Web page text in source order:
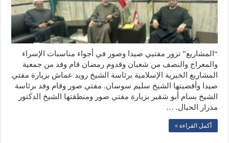
“المشاريع” تزور مفتيي صيدا وصور في أجواء مناسبات الإسراء
والمعراج والنصف من شعبان وقدوم رمضان قام وفد من جمعية
المشاريع الخيرية الإسلامية برئاسة الشيخ رويد عماش بزيارة مفتي
صيدا وأقضيتها الشيخ سليم سوسان. مفتي صور وقام وفد برئاسة
الشيخ بسام أبو شقير بزيارة مفتي صور ومنطقتها الشيخ الدكتور
مدرار الحبال. …
أكمل القراءة »